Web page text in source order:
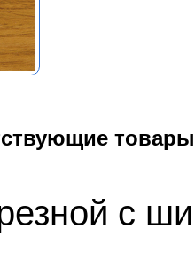
товары
с